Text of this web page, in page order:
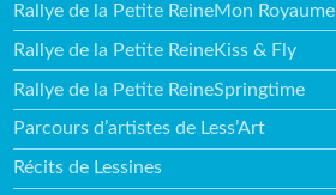
Rallye de la Petite ReineMon Royaume
Rallye de la Petite ReineKiss & Fly
Rallye de la Petite ReineSpringtime
Parcours d’artistes de Less’Art
Récits de Lessines